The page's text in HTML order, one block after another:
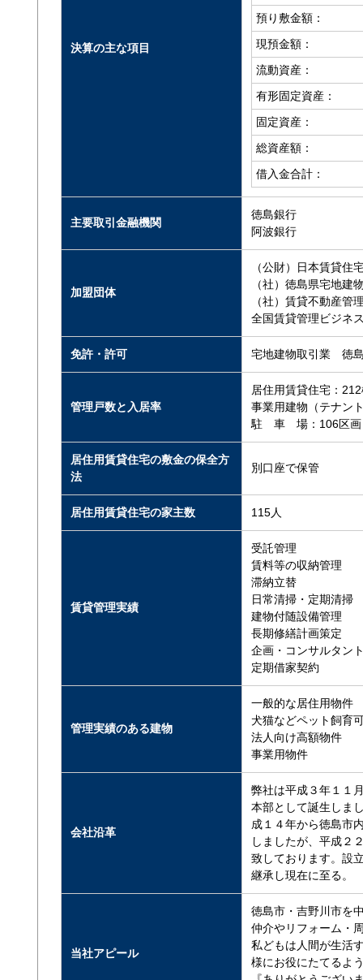
決算の主な項目
預り敷金額：
現預金額：
流動資産：
有形固定資産：
固定資産：
総資産額：
借入金合計：
主要取引金融機関
徳島銀行
阿波銀行
加盟団体
（公財）日本賃貸住
（社）徳島県宅地建
（社）賃貸不動産管
全国賃貸管理ビジネ
免許・許可 宅地建物取引業 徳
管理戸数と入居率
居住用賃貸住宅：
事業用建物（テナン
駐 車 場：106区画
居住用賃貸住宅の敷金の保全方
法
別口座で保管
居住用賃貸住宅の家主数 115人
賃貸管理実績
受託管理
賃料等の収納管理
滞納立替
日常清掃・定期清掃
建物付随設備管理
長期修繕計画策定
企画・コンサルタン
定期借家契約
管理実績のある建物
一般的な居住用物件
犬猫などペット飼育
法人向け高額物件
事業用物件
会社沿革
弊社は平成３年１１
本部として誕生しま
成１４年から徳島市
しましたが、平成２
致しております。設
継承し現在に至る。
当社アピール
徳島市・吉野川市を
仲介やリフォーム・
私どもは人間が生活
様にお役にたてるよ